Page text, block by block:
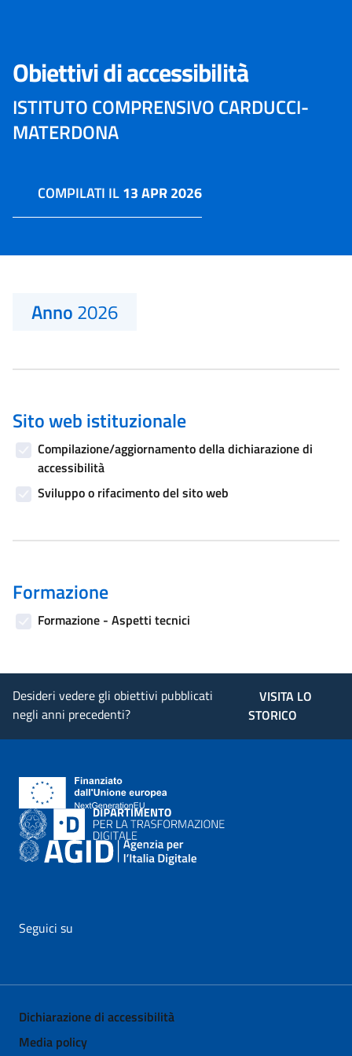
Obiettivi di accessibilità
ISTITUTO COMPRENSIVO CARDUCCI-
MATERDONA
COMPILATI IL13 APR 2026
Anno2026
Sito web istituzionale
Compilazione/aggiornamento della dichiarazione di
accessibilità
Sviluppo o rifacimento del sito web
Formazione
Formazione - Aspetti tecnici
Desideri vedere gli obiettivi pubblicati
negli anni precedenti?
VISITA LO
STORICO
Seguici su
Dichiarazione di accessibilità
Media policy